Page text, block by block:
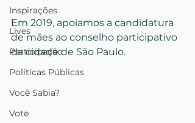
Inspirações
Lives
Participação
Políticas Públicas
Você Sabia?
Vote
Em 2019, apoiamos a candidatura
de mães ao conselho participativo
da cidade de São Paulo.